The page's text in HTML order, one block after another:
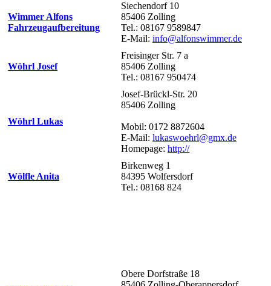
Wimmer Alfons
Fahrzeugaufbereitung
Siechendorf 10
85406 Zolling
Tel.: 08167 9589847
E-Mail: info@alfonswimmer.de
Wöhrl Josef
Freisinger Str. 7 a
85406 Zolling
Tel.: 08167 950474
Wöhrl Lukas
Josef-Brückl-Str. 20
85406 Zolling
Mobil: 0172 8872604
E-Mail: lukaswoehrl@gmx.de
Homepage: http://
Wölfle Anita
Birkenweg 1
84395 Wolfersdorf
Tel.: 08168 824
Obere Dorfstraße 18